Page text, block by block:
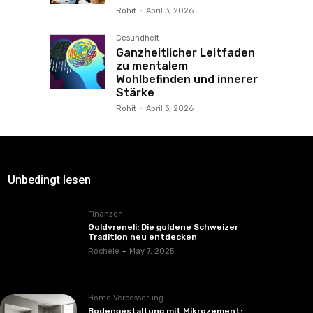
Rohit - April 3, 2026
Gesundheit
Ganzheitlicher Leitfaden
zu mentalem
Wohlbefinden und innerer
Stärke
Rohit - April 3, 2026
Unbedingt lesen
Finanzen
Goldvreneli: Die goldene Schweizer
Tradition neu entdecken
Rochele - May 7, 2025
Home Verbesserung
Bodengestaltung mit Mikrozement: